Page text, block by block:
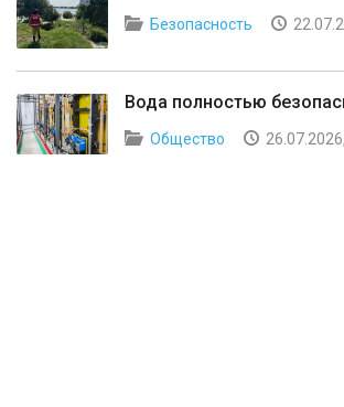
Безопасность
Вода полностью
Общество